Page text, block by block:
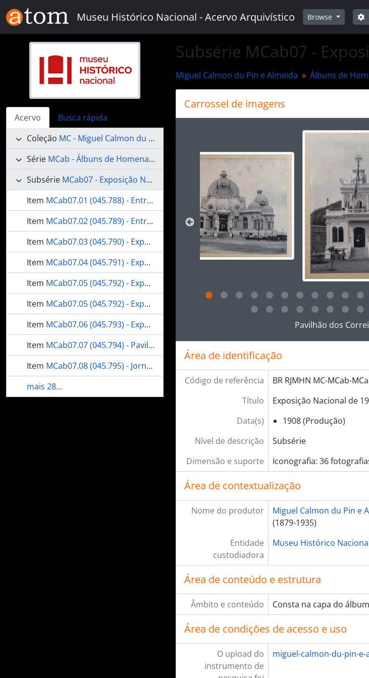
Skip to main content
Museu Histórico Nacional - Acervo Arquivístico Browse
Acervo
Busca rápida
Coleção MC - Miguel Calmon du Pin e Almeida
Série MCab - Álbuns de Homenagens
Subsérie MCab07 - Exposição Nacional de 1908, no Rio de Janeiro
Item MCab07.01 (045.788) - Entrada da Exposição Nacional de 1908 - Porta Monumental
Item MCab07.02 (045.789) - Entrada da Exposição Nacional de 1908 - Porta Monumental
Item MCab07.03 (045.790) - Exposição Nacional de 1908 - Ancoradouro
Item MCab07.04 (045.791) - Exposição Nacional de 1908 - Ponte do Ancoradouro
Item MCab07.05 (045.792) - Exposição Nacional de 1908 - Pavilhões
Item MCab07.05 (045.792) - Exposição Nacional de 1908 - Pavilhões
Item MCab07.06 (045.793) - Exposição Nacional de 1908 - Pavilhão dos Estados
Item MCab07.07 (045.794) - Pavilhão das Máquinas
Item MCab07.08 (045.795) - Jornal da Exposição
mais 28...
Subsérie MCab07 -
Miguel Calmon du Pin e Almeida Álbuns de
Carrossel de imagens
Ao alterar o slide atual deste carrossel, o
Ao clicar no link deste título da descrição
Pavilhão dos
Área de identificação
Código de referência
BR RJMHN MC-MCab-
Título
Exposição Nacional de
Data(s)
1908 (Produção)
Nível de descrição
Subsérie
Dimensão e suporte
Iconografia: 36
Área de contextualização
Nome do produtor
Miguel Calmon du Pin e
(1879-1935)
Entidade
custodiadora
Museu Histórico
Área de conteúdo e estrutura
Âmbito e conteúdo Consta na capa do
Área de condições de acesso e uso
O upload do
instrumento de
miguel-calmon-du-pin-e-